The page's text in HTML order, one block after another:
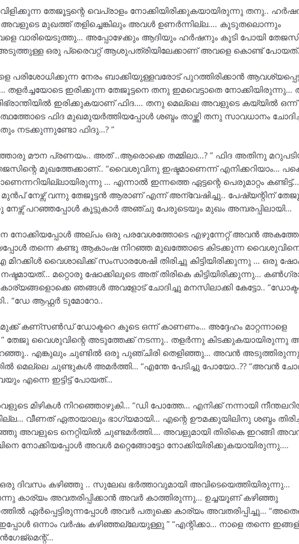
തേജൂട്ടന്റെ വെപ്രാളം നോക്കിയിരിക്കുകയായിരുന്നു തനു..
മുഖത്ത് തളിച്ചെങ്കിലും അവൾ ഉണർന്നില്ല…. കൂടുതലൊന്നും
വാരിയെടുത്തു… അപ്പോഴേക്കും ആദിയും ഹർഷനും കൂടി പോയി
അടുത്തുള്ള ഒരു പ്രൈവറ്റ് ആശുപത്രിയിലേക്കാണ് അവളെ കൊണ്ട്
പരിശോധിക്കുന്ന നേരം ബാക്കിയുള്ളവരോട് പുറത്തിരിക്കാൻ
ഇരിക്കുന്ന തേജൂട്ടനെ തനു ഇമവെട്ടാതെ
ഇരിക്കുകയാണ് ഫിദ…. തനു മെല്ലെ അവളുടെ കയ്യിൽ ഒന്ന്
ഫിദ മുഖമുയർത്തിയപ്പോൾ ശബ്ദം താഴ്ത്തി തനു സാവധാനം
നടക്കുന്നുണ്ടോ ഫിദു…? ”
മൗന പ്രണയം.. അത്‌ ..ആരൊക്കെ തമ്മിലാ…? ” ഫിദ അതിനു
മുഖത്തേക്കാണ്.. “വൈശുവിനു ഇഷ്ടമാണെന്ന് എനിക്കറിയാം…
… എന്നാൽ ഇന്നത്തെ ഏട്ടന്റെ പെരുമാറ്റം
നേഴ്സ് വന്നു തേജൂട്ടൻ ആരാണ് എന്ന് അന്വേഷിച്ചു.. പേഷ്യന്റിന്
പറഞ്ഞപ്പോൾ കൂട്ടുകാർ അഞ്ചു പേരുടെയും മുഖം അമ്പരപ്പിലായി…
നോക്കിയപ്പോൾ അല്പം ഒരു പരവേശത്തോടെ എഴുന്നേറ്റ് അവൻ
തന്നെ കണ്ടു ആകാംഷ നിറഞ്ഞ മുഖത്തോടെ കിടക്കുന്ന
വൈശാഖിക്ക് സംസാരശേഷി തിരിച്ചു കിട്ടിയിരിക്കുന്നു … ഒരു
മറ്റൊരു ഷോക്കിലൂടെ അത്‌ തിരികെ കിട്ടിയിരിക്കുന്നു…
ഞങ്ങൾ അവളോട്‌ ചോദിച്ചു മനസിലാക്കി കേട്ടോ..
“ഡേ ആഫ്റ്റർ ടുമോറോ..
കണ്സൺഡ് ഡോക്ടറെ കൂടെ ഒന്ന് കാണണം… അദ്ദേഹം മാറ്റന്നാളെ
” തേജു വൈശുവിന്റെ അടുത്തേക്ക് നടന്നു.. തളർന്നു കിടക്കുകയായിരുന്നു
എങ്കുലും ചുണ്ടിൽ ഒരു പുഞ്ചിരി തെളിഞ്ഞു… അവൻ അടുത്തിരുന്നു
മെല്ലെ ചുണ്ടുകൾ അമർത്തി… “എന്തേ പേടിച്ചു പോയോ..?? “അവൻ
എന്നെ ഇട്ടിട്ട് പോയത്…
മിഴികൾ നിറഞ്ഞൊഴുകി… “ഡി പോത്തേ… എനിക്ക് നന്നായി
വീണത് ഏതായാലും ഭാഗ്യമായി… എന്റെ ഊമക്കുയിലിനു ശബ്ദം
അവളുടെ നെറ്റിയിൽ ചുണ്ടമർത്തി…. അവളുമായി തിരികെ ഇറങ്ങി
നോക്കിയപ്പോൾ അവൾ മറ്റെങ്ങോട്ടോ നോക്കിയിരിക്കുകയായിരുന്നു….
ഒരു ദിവസം കഴിഞ്ഞു .. സുലേഖ ഭർത്താവുമായി അവിടെയെത്തിയിരുന്നു…
അവതരിപ്പിക്കാൻ അവർ കാത്തിരുന്നു… ഉച്ചയൂണ് കഴിഞ്ഞു
ഏർപ്പെട്ടിരുന്നപ്പോൾ അവർ പതുക്കെ കാര്യം അവതരിപ്പിച്ചു…
ഒന്നാം വർഷം കഴിഞ്ഞല്ലേയുള്ളു ” “എന്റിക്കാ… നാളെ തന്നെ ഇങ്ങള്